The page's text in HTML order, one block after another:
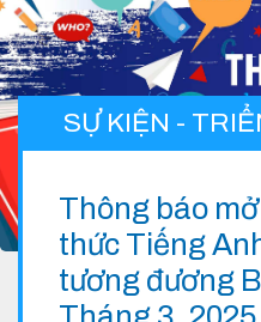
SỰ KIỆN -
Thông báo
thức Tiếng
tương đương